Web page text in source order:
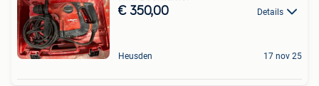
€ 350,00 Details
Heusden 17 nov 25